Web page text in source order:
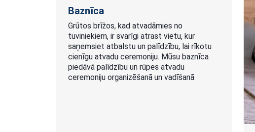
Baznīca
Grūtos brīžos, kad atvadāmies no
tuviniekiem, ir svarīgi atrast vietu, kur
saņemsiet atbalstu un palīdzību, lai rīkotu
cienīgu atvadu ceremoniju. Mūsu baznīca
piedāvā palīdzību un rūpes atvadu
ceremoniju organizēšanā un vadīšanā